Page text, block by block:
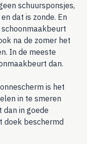
schuursponsjes,
dat is zonde. En
na de zomer het
In de meeste
dan.
is het
in te smeren
in goede
doek beschermd